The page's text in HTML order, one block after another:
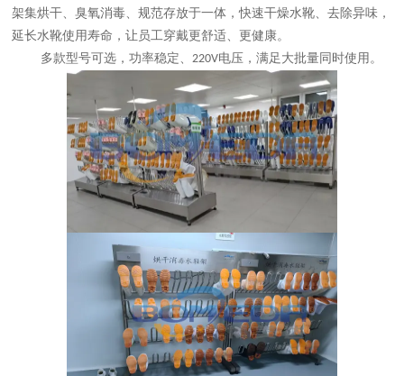
架集烘干、臭氧消毒、规范存放于一体，快速干燥水靴、去除异味，
延长水靴使用寿命，让员工穿戴更舒适、更健康。
多款型号可选，功率稳定、 220V电压，满足大批量同时使用。